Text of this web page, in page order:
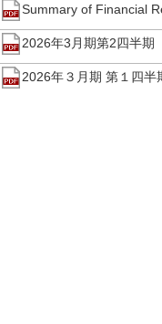
Summary of Financial
2026年3月期第2四半期
2026年３月期 第１四半